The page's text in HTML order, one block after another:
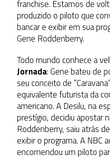
franchise. Estamos de
produzido o piloto que
bancar e exibir em sua
Gene Roddenberry.
Todo mundo conhece a
Jornada: Gene bateu de
seu conceito de
equivalente futurista da
americano. A Desilu, na
prestígio, decidiu apostar
Roddenberry, saiu atrás
exibir o programa. A NBC
encomendou um piloto